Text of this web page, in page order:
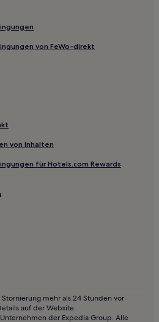
SW 3rd Avenue
Street
Avenue
von FeWo-direkt
von Inhalten
für Hotels.com Rewards
mehr als 24 Stunden vor
auf der Website.
der Expedia Group. Alle